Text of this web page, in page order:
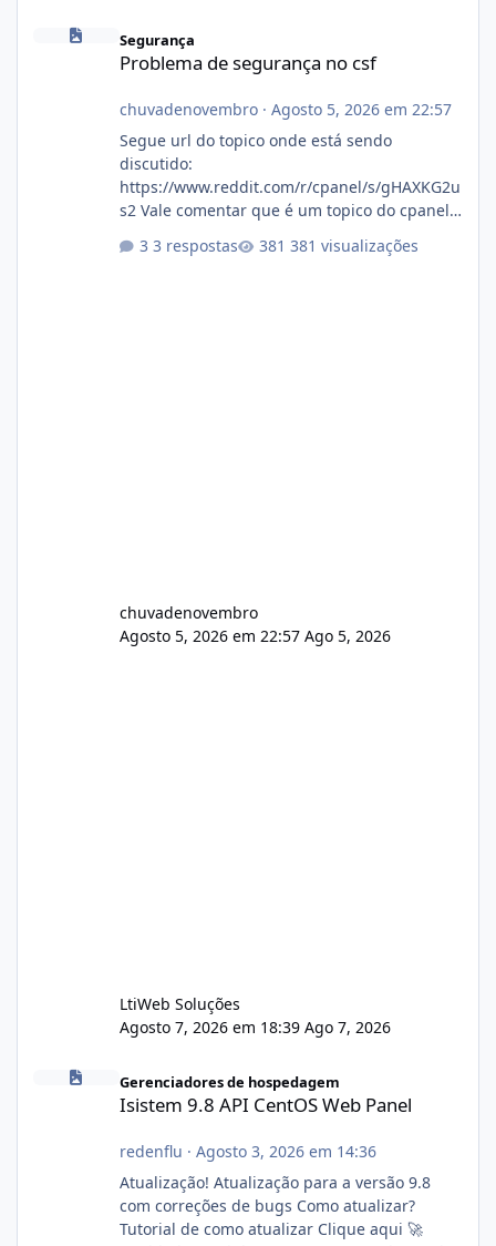
Problema de segurança no csf
Segurança
Problema de segurança no csf
chuvadenovembro· Agosto 5, 2026 em 22:57
Segue url do topico onde está sendo
discutido:
https://www.reddit.com/r/cpanel/s/gHAXKG2u
s2 Vale comentar que é um topico do cpanel...
3 respostas 381 visualizações
chuvadenovembro
Agosto 5, 2026 em 22:57 Ago 5, 2026
LtiWeb Soluções
Agosto 7, 2026 em 18:39 Ago 7, 2026
Gerenciadores de hospedagem
Isistem 9.8 API CentOS Web Panel
redenflu · Agosto 3, 2026 em 14:36
Atualização! Atualização para a versão 9.8
com correções de bugs Como atualizar?
Tutorial de como atualizar Clique aqui 🚀